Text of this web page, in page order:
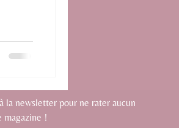
la newsletter pour ne rater aucun
magazine !